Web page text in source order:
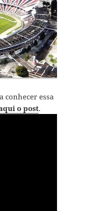
conhecer essa
o post.